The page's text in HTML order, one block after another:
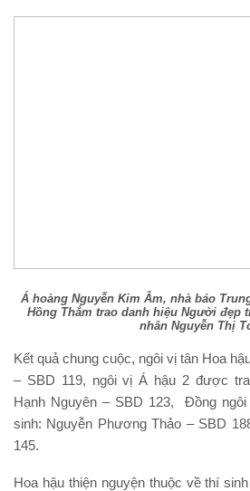
Á hoàng Nguyễn Kim Âm, nhà báo
Hồng Thắm trao danh hiệu Người đẹp
nhân Nguyễn Thị
Kết quả chung cuộc, ngôi vị tân Hoa
– SBD 119, ngôi vị Á hậu 2 được
Hạnh Nguyên – SBD 123, Đồng
sinh: Nguyễn Phương Thảo – SBD
145.
Hoa hậu thiện nguyện thuộc về thí